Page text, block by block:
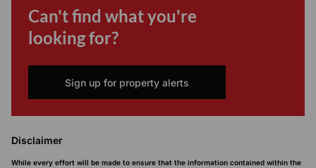
Can't find what you're
looking for?
Sign up for property alerts
Disclaimer
While every effort will be made to ensure that the information contained within the